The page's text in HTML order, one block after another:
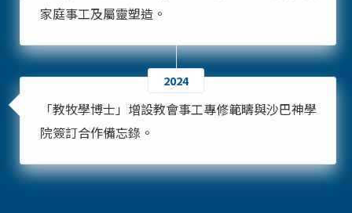
家庭事工及屬靈塑造。
2024
「教牧學博士」增設教會事工專修範疇與沙巴神學
院簽訂合作備忘錄。